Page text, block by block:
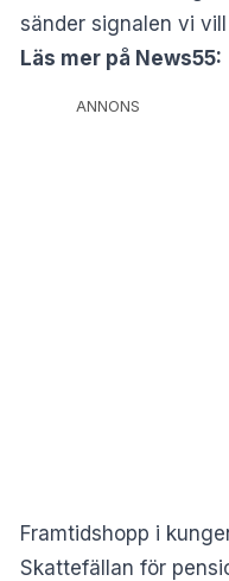
sänder signalen vi
Läs mer på News55:
ANNONS
Framtidshopp i
Skattefällan för